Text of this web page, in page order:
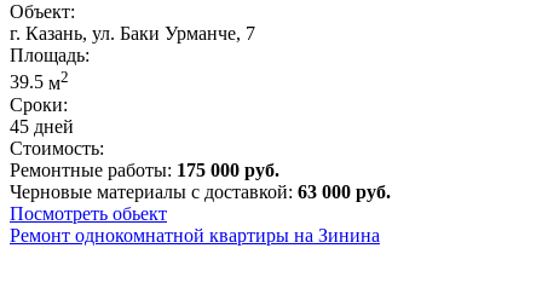
Объект:
г. Казань, ул. Баки Урманче, 7
Площадь:
39.5 м2
Сроки:
45 дней
Стоимость:
Ремонтные работы: 175 000 руб.
Черновые материалы с доставкой: 63 000 руб.
Посмотреть обьект
Ремонт однокомнатной квартиры на Зинина